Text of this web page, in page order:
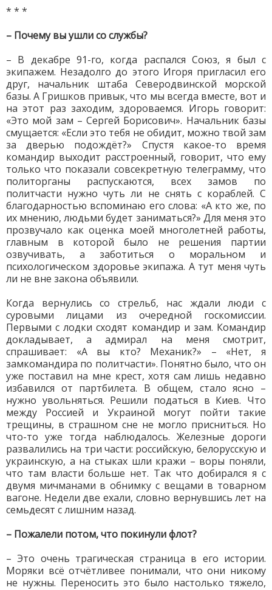
* * *
– Почему вы ушли со службы?
– В декабре 91-го, когда распался Союз, я был с
экипажем. Незадолго до этого Игоря пригласил его
друг, начальник штаба Северодвинской морской
базы. А Гришков привык, что мы всегда вместе, вот и
на этот раз заходим, здороваемся. Игорь говорит:
«Это мой зам – Сергей Борисович». Начальник базы
смущается: «Если это тебя не обидит, можно твой зам
за дверью подождёт?» Спустя какое-то время
командир выходит расстроенный, говорит, что ему
только что показали совсекретную телеграмму, что
политорганы распускаются, всех замов по
политчасти нужно чуть ли не снять с кораблей. С
благодарностью вспоминаю его слова: «А кто же, по
их мнению, людьми будет заниматься?» Для меня это
прозвучало как оценка моей многолетней работы,
главным в которой было не решения партии
озвучивать, а заботиться о моральном и
психологическом здоровье экипажа. А тут меня чуть
ли не вне закона объявили.
Когда вернулись со стрельб, нас ждали люди с
суровыми лицами из очередной госкомиссии.
Первыми с лодки сходят командир и зам. Командир
докладывает, а адмирал на меня смотрит,
спрашивает: «А вы кто? Механик?» – «Нет, я
замкомандира по политчасти». Понятно было, что он
уже поставил на мне крест, хотя сам лишь недавно
избавился от партбилета. В общем, стало ясно –
нужно увольняться. Решили податься в Киев. Что
между Россией и Украиной могут пойти такие
трещины, в страшном сне не могло присниться. Но
что-то уже тогда наблюдалось. Железные дороги
развалились на три части: российскую, белорусскую и
украинскую, а на стыках шли кражи – воры поняли,
что там власти больше нет. Так что добирался я с
двумя мичманами в обнимку с вещами в товарном
вагоне. Недели две ехали, словно вернувшись лет на
семьдесят с лишним назад.
– Пожалели потом, что покинули флот?
– Это очень трагическая страница в его истории.
Моряки всё отчётливее понимали, что они никому
не нужны. Переносить это было настолько тяжело,